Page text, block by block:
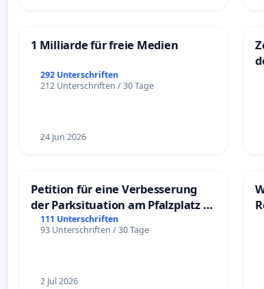
1 Milliarde für freie Medien
292 Unterschriften
212 Unterschriften / 30 Tage
24 Jun 2026
Petition für eine Verbesserung
der Parksituation am Pfalzplatz in
Mannheim
111 Unterschriften
93 Unterschriften / 30 Tage
2 Jul 2026